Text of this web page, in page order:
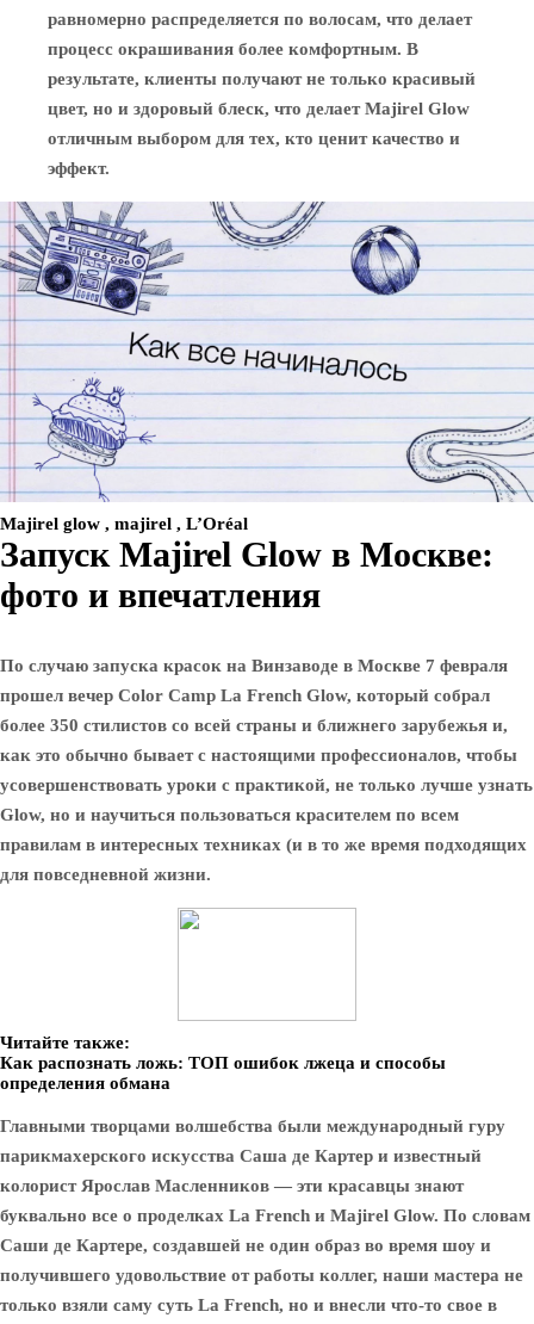
равномерно распределяется по волосам, что делает
процесс окрашивания более комфортным. В
результате, клиенты получают не только красивый
цвет, но и здоровый блеск, что делает Majirel Glow
отличным выбором для тех, кто ценит качество и
эффект.
Majirel glow , majirel , L’Oréal
Запуск Majirel Glow в Москве:
фото и впечатления
По случаю запуска красок на Винзаводе в Москве 7 февраля
прошел вечер Color Camp La French Glow, который собрал
более 350 стилистов со всей страны и ближнего зарубежья и,
как это обычно бывает с настоящими профессионалов, чтобы
усовершенствовать уроки с практикой, не только лучше узнать
Glow, но и научиться пользоваться красителем по всем
правилам в интересных техниках (и в то же время подходящих
для повседневной жизни.
Читайте также:
Как распознать ложь: ТОП ошибок лжеца и способы
определения обмана
Главными творцами волшебства были международный гуру
парикмахерского искусства Саша де Картер и известный
колорист Ярослав Масленников — эти красавцы знают
буквально все о проделках La French и Majirel Glow. По словам
Саши де Картере, создавшей не один образ во время шоу и
получившего удовольствие от работы коллег, наши мастера не
только взяли саму суть La French, но и внесли что-то свое в